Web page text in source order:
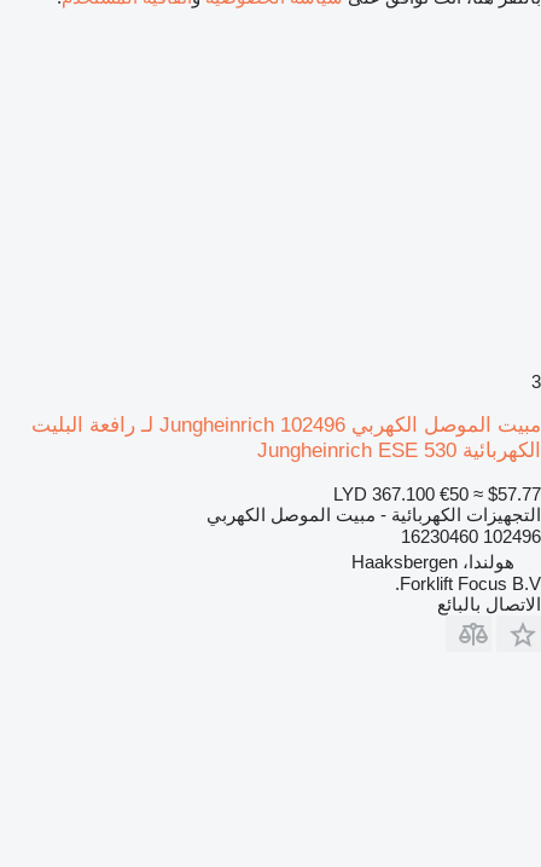
3
مبيت الموصل الكهربي Jungheinrich 102496 لـ رافعة البليت
الكهربائية Jungheinrich ESE 530
LYD 367.100 €50 ≈ $57.77
التجهيزات الكهربائية - مبيت الموصل الكهربي
102496 16230460
هولندا، Haaksbergen
Forklift Focus B.V.
الاتصال بالبائع